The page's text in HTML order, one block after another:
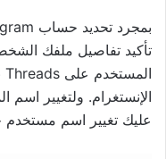
تأكيد تفاصيل ملفك
الإنستغرام. ولتغيير
عليك تغيير اسم